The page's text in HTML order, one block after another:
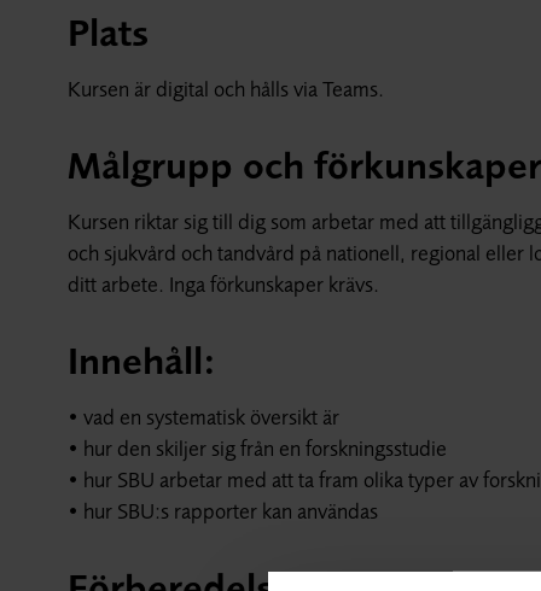
Plats
Kursen är digital och hålls via Teams.
Målgrupp och förkunskaper
Kursen riktar sig till dig som arbetar med att
och sjukvård och tandvård på nationell, regional eller
ditt arbete. Inga förkunskaper krävs.
Innehåll:
• vad en systematisk översikt är
• hur den skiljer sig från en forskningsstudie
• hur SBU arbetar med att ta fram olika typer av
• hur SBU:s rapporter kan användas